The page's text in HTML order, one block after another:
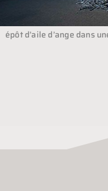
épôt d’aile d’ange dans